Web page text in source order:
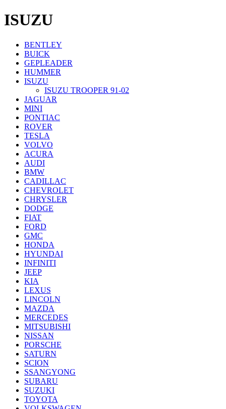
ISUZU
BENTLEY
BUICK
GEPLEADER
HUMMER
ISUZU
ISUZU TROOPER 91-02
JAGUAR
MINI
PONTIAC
ROVER
TESLA
VOLVO
ACURA
AUDI
BMW
CADILLAC
CHEVROLET
CHRYSLER
DODGE
FIAT
FORD
GMC
HONDA
HYUNDAI
INFINITI
JEEP
KIA
LEXUS
LINCOLN
MAZDA
MERCEDES
MITSUBISHI
NISSAN
PORSCHE
SATURN
SCION
SSANGYONG
SUBARU
SUZUKI
TOYOTA